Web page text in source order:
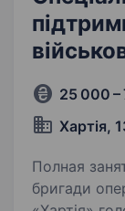
25 000 –
Хартія,
Полная занятость. Батальйон
бригади